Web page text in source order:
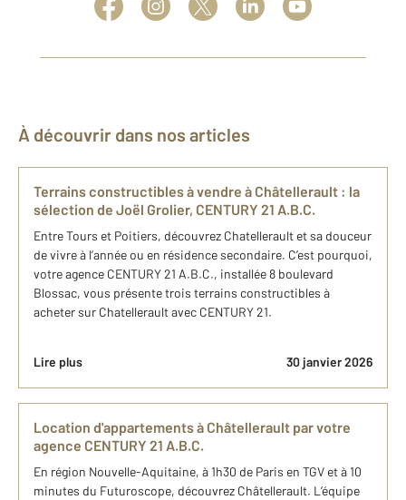
À découvrir dans nos articles
Terrains constructibles à vendre à Châtellerault : la
sélection de Joël Grolier, CENTURY 21 A.B.C.
Entre Tours et Poitiers, découvrez Chatellerault et sa douceur
de vivre à l’année ou en résidence secondaire. C’est pourquoi,
votre agence CENTURY 21 A.B.C., installée 8 boulevard
Blossac, vous présente trois terrains constructibles à
acheter sur Chatellerault avec CENTURY 21.
Lire plus 30 janvier 2026
Location d'appartements à Châtellerault par votre
agence CENTURY 21 A.B.C.
En région Nouvelle-Aquitaine, à 1h30 de Paris en TGV et à 10
minutes du Futuroscope, découvrez Châtellerault. L’équipe